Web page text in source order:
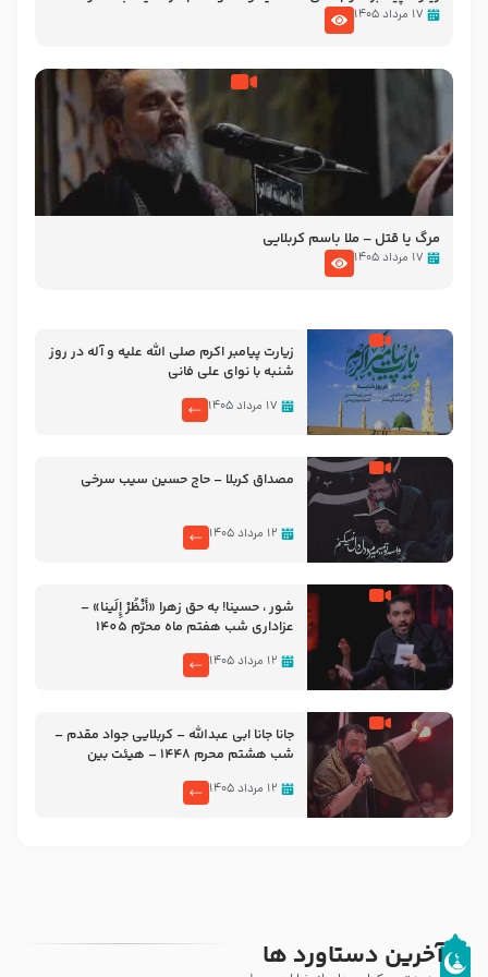
تصاویری از مسجد النبی
۱۷ مرداد ۱۴۰۵
مرگ یا قتل – ملا باسم کربلایی
۱۷ مرداد ۱۴۰۵
زیارت پیامبر اکرم صلی الله علیه و آله در روز
شنبه با نوای علی فانی
۱۷ مرداد ۱۴۰۵
مصداق کربلا – حاج حسین سیب سرخی
۱۲ مرداد ۱۴۰۵
شور ، حسینا! به‌ حق زهرا «أُنْظُرْ إِلَینا» –
عزاداری شب هفتم ماه محرّم 1405
۱۲ مرداد ۱۴۰۵
جانا جانا ابی عبدالله – کربلایی جواد مقدم –
شب هشتم محرم 1448 – هیئت بین
۱۲ مرداد ۱۴۰۵
آخرین دستاورد ها